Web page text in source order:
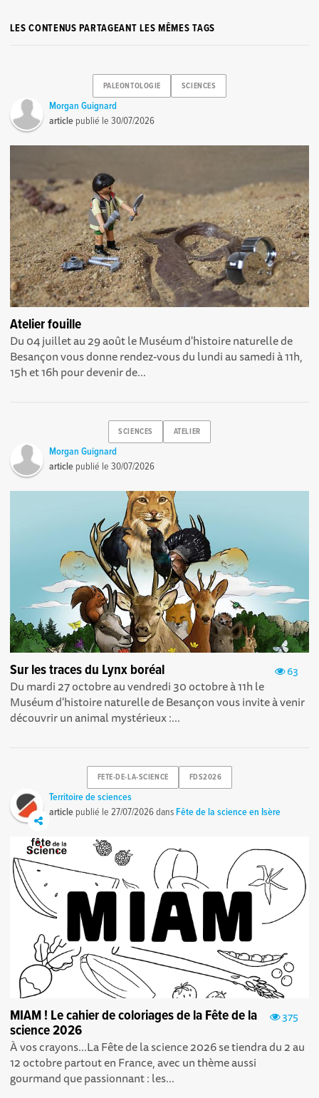
LES CONTENUS PARTAGEANT LES MÊMES TAGS
PALEONTOLOGIE SCIENCES
Morgan Guignard
article publié le30/07/2026
Atelier fouille
Du 04 juillet au 29 août le Muséum d'histoire naturelle de
Besançon vous donne rendez-vous du lundi au samedi à 11h,
15h et 16h pour devenir de...
SCIENCES ATELIER
Morgan Guignard
article publié le30/07/2026
63
Sur les traces du Lynx boréal
Du mardi 27 octobre au vendredi 30 octobre à 11h le
Muséum d'histoire naturelle de Besançon vous invite à venir
découvrir un animal mystérieux :...
FETE-DE-LA-SCIENCE FDS2026
Territoire de sciences
article publié le27/07/2026dansFête de la science en Isère
375
MIAM ! Le cahier de coloriages de la Fête de la
science 2026
À vos crayons...La Fête de la science 2026 se tiendra du 2 au
12 octobre partout en France, avec un thème aussi
gourmand que passionnant : les...